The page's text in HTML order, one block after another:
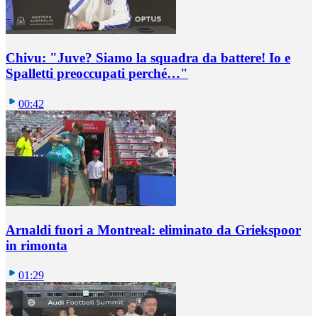
Chivu: "Juve? Siamo la squadra da battere! Io e
Spalletti preoccupati perché…"
00:42
Arnaldi fuori a Montreal: eliminato da Griekspoor
in rimonta
01:29